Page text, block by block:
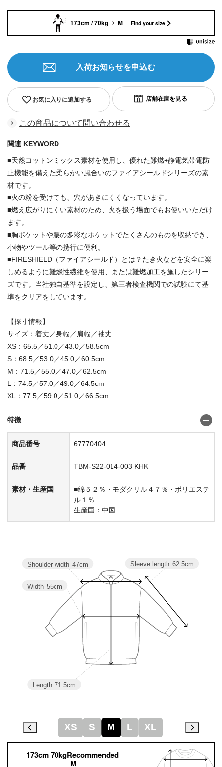
お気に入りに追加する
入荷お知らせを申込む
この商品について問い合わせる
関連 KEYWORD
■天然コットンミックス素材を使用し、優れた難燃+静電気帯電防
止機能を備えた柔らかい風合いのファイアシールドシリーズの素
材です。
■火の粉を受けても、穴があきにくくなっています。
■燃え広がりにくい素材のため、火を扱う場面でもお使いいただけ
ます。
■胸ポケットや腰の多彩なポケットでたくさんのものを収納でき、
小物やツール等の携行に便利。
■FIRESHIELD（ファイアシールド）とは？たき火などを安全に楽
しめるように難燃性繊維を使用、または難燃加工を施したシリー
ズです。当社独自基準を設定し、第三者検査機関での試験にて基
準をクリアをしています。
【採寸情報】
サイズ：着丈／身幅／肩幅／袖丈
XS：65.5／51.0／43.0／58.5cm
S：68.5／53.0／45.0／60.5cm
M：71.5／55.0／47.0／62.5cm
L：74.5／57.0／49.0／64.5cm
XL：77.5／59.0／51.0／66.5cm
特徴
商品番号 67770404
品番 TBM-S22-014-003 KHK
素材・生産国
■綿５２％・モダクリル４７％・ポリエステ
ル１％
生産国：中国
173cm / 70kg M Find your size
173cm 70kgRecommended
M
Sleeve length 62.5cm
Length 71.5cm
Width 55cm
Shoulder width 47cm
XS S M L XL